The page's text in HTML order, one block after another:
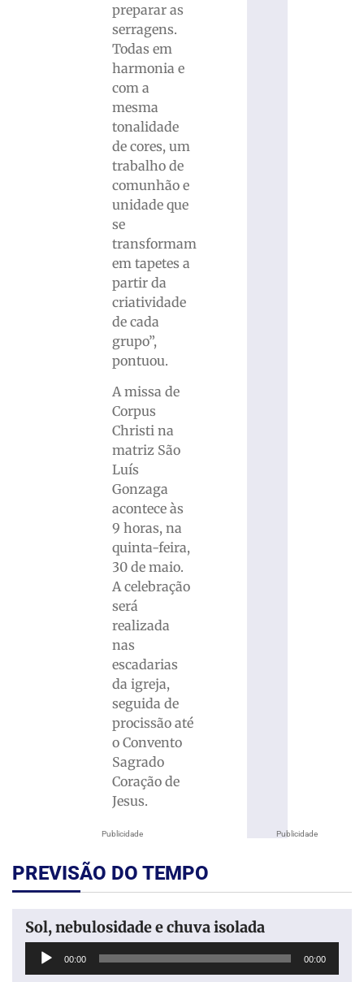
Publicidade
preparar as
serragens.
Todas em
harmonia e
com a
mesma
tonalidade
de cores, um
trabalho de
comunhão e
unidade que
se
transformam
em tapetes a
partir da
criatividade
de cada
grupo”,
pontuou.
A missa de
Corpus
Christi na
matriz São
Luís
Gonzaga
acontece às
9 horas, na
quinta-feira,
30 de maio.
A celebração
será
realizada
nas
escadarias
da igreja,
seguida de
procissão até
o Convento
Sagrado
Coração de
Jesus.
Publicidade
PREVISÃO DO TEMPO
Sol, nebulosidade e chuva isolada
Tocador
00:00 00:00